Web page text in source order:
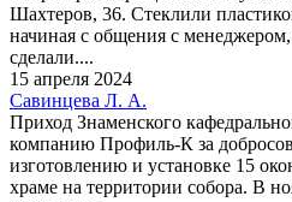
Шахтеров, 36. Стеклили
начиная с общения с
сделали....
15 апреля 2024
Савинцева Л. А.
Приход Знаменского
компанию Профиль-К за
изготовлению и установке 15
храме на территории собора. В